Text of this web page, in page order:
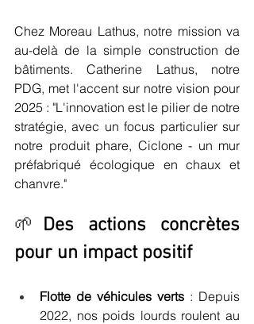
Chez Moreau Lathus, notre mission va
au-delà de la simple construction de
bâtiments. Catherine Lathus, notre
PDG, met l'accent sur notre vision pour
2025 : "L'innovation est le pilier de notre
stratégie, avec un focus particulier sur
notre produit phare, Ciclone - un mur
préfabriqué écologique en chaux et
chanvre."
🌱 Des actions concrètes
pour un impact positif
Flotte de véhicules verts : Depuis
2022, nos poids lourds roulent au